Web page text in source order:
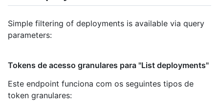
Simple filtering of deployments is available via query
parameters:
Tokens de acesso granulares para "List deployments"
Este endpoint funciona com os seguintes tipos de
token granulares: